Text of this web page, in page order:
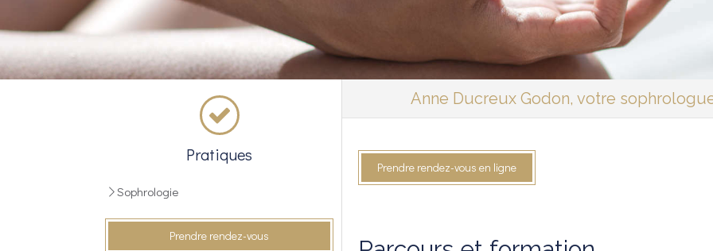
Anne Ducreux Godon, votre
Prendre rendez-vous en ligne
Pratiques
Sophrologie
Prendre rendez-vous